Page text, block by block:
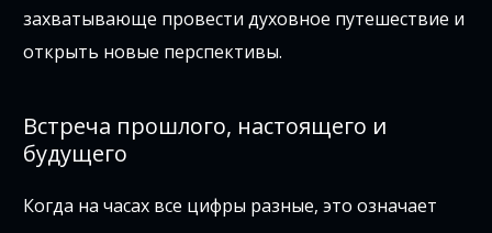
захватывающе провести духовное путешествие и
открыть новые перспективы.
Встреча прошлого, настоящего и
будущего
Когда на часах все цифры разные, это означает